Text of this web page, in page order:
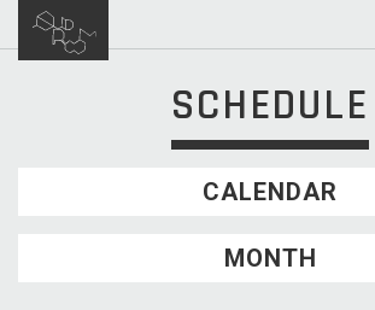
SCHEDULE
CALENDAR
WED
MONTH